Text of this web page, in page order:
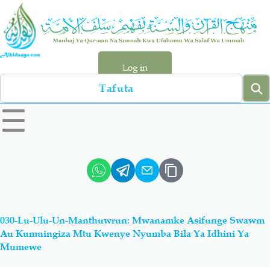
Skip
main
content
Log in
Search
left
sidebar
☰
Hadiyth
Aqiydah Manhaj
030-Lu-Ulu-Un-Manthuwrun: Mwanamke Asifunge Swawm
Au Kumuingiza Mtu Kwenye Nyumba Bila Ya Idhini Ya
Mumewe